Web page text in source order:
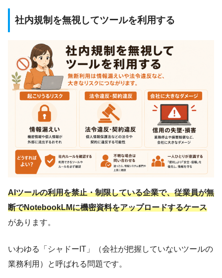
社内規制を無視してツールを利用する
AIツールの利用を禁止・制限している企業で、従業員が無
断でNotebookLMに機密資料をアップロードするケース
があります。
いわゆる「シャドーIT」（会社が把握していないツールの
業務利用）と呼ばれる問題です。